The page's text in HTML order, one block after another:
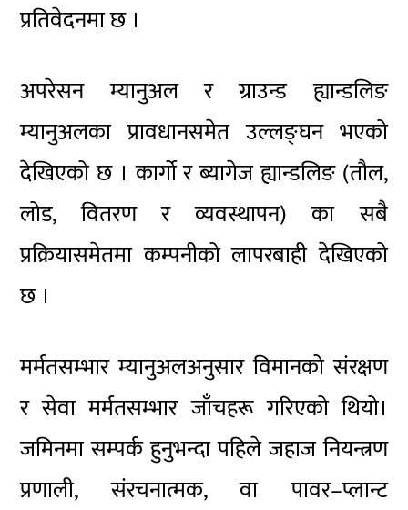
प्रतिवेदनमा छ ।
अपरेसन म्यानुअल र ग्राउन्ड ह्यान्डलिङ
म्यानुअलका प्रावधानसमेत उल्लङ्घन भएको
देखिएको छ । कार्गो र ब्यागेज ह्यान्डलिङ (तौल,
लोड, वितरण र व्यवस्थापन) का सबै
प्रक्रियासमेतमा कम्पनीको लापरबाही देखिएको
छ ।
मर्मतसम्भार म्यानुअलअनुसार विमानको संरक्षण
र सेवा मर्मतसम्भार जाँचहरू गरिएको थियो।
जमिनमा सम्पर्क हुनुभन्दा पहिले जहाज नियन्त्रण
प्रणाली, संरचनात्मक, वा पावर–प्लान्ट